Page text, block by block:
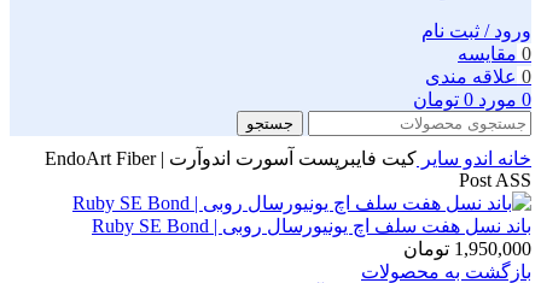
ورود / ثبت نام
0 مقايسه
0 علاقه مندی
0 مورد 0 تومان
جستجو
خانه اندو سایر
کیت فایبرپست آسورت اندوآرت | EndoArt Fiber
Post ASS
باند نسل هفت سلف اچ یونیورسال روبی | Ruby SE Bond
1,950,000 تومان
بازگشت به محصولات